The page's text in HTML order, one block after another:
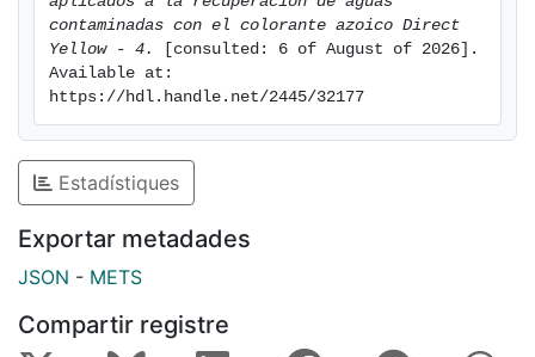
concentración 0.5 mM de Fe+2 y una intensidad de
200mA. En ambos procesos, valores de intensidad
mayores no aportan diferencia significativa en los
resultados y sí un aumento significativo en los costes
de tratamiento.
contaminadas con el colorante azoico Direct
Yellow - 4.
[consulted: 6 of August of 2026].
Available at:
https://hdl.handle.net/2445/32177
Estadístiques
Exportar metadades
JSON - METS
Compartir registre